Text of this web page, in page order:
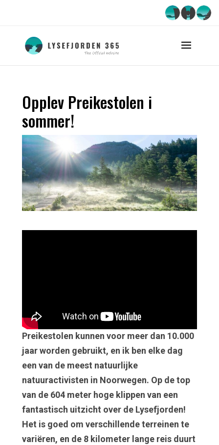
Opplev Preikestolen i
sommer!
Preikestolen kunnen voor meer dan 10.000
jaar worden gebruikt, en ik ben elke dag
een van de meest natuurlijke
natuuractivisten in Noorwegen. Op de top
van de 604 meter hoge klippen van een
fantastisch uitzicht over de Lysefjorden!
Het is goed om verschillende terreinen te
variëren, en de 8 kilometer lange reis duurt